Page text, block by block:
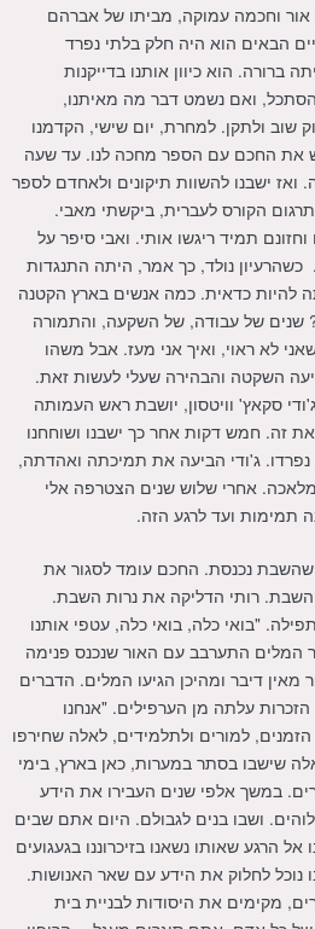
וחכמה עמוקה, מביתו של אברהם
הבאים הוא היה חלק בלתי נפרד
ברורה. הוא כיוון אותנו בדייקנות
ואם נשמט דבר מה מאיתנו,
שוב ולתקן. למחרת, יום שישי, הקדמנו
את החכם עם הספר מחכה לנו. עד שעה
ואז ישבנו להשוות תיקונים ולאחדם לספר
הקורס לעברית, ביקשתי מאבי.
תמיד ריגשו אותי. ואבי סיפר על
נולד, כך אמר, היתה התנגדות
להיות כדאית. כמה אנשים בארץ הקטנה
שנים של עבודה, של השקעה, והתמורה
לא ראוי, ואיך אני מעז. אבל משהו
השקטה והבהירה שעלי לעשות זאת.
סקאץ' וויטסון, יושבת ראש העמותה
את זה. חמש דקות אחר כך ישבנו ושוחחנו
ג'ודי הביעה את תמיכתה ואהדתה,
אחרי שלוש שנים הצטרפה אלי
תמימות ועד לרגע הזה.
אבי הכריז שהשבת נכנסת. החכם עומד לסגור את
השבת. רותי הדליקה את נרות השבת.
"בואי כלה, בואי כלה, עטפי אותנו
המלים התערבב עם האור שנכנס פנימה
דיבר ומהיכן הגיעו המלים. הדברים
עלתה מן הערפילים. "אנחנו
למורים ולתלמידים, לאלה שחירפו
שישבו בסתר במערות, כאן בארץ, בימי
במשך אלפי שנים העבירו את הידע
ושבו בנים לגבולם. היום אתם שבים
הרגע שאותו נשאנו בזיכרוננו בגעגועים
נוכל לחלוק את הידע עם שאר האנושות.
מקימים את היסודות לבניית בית